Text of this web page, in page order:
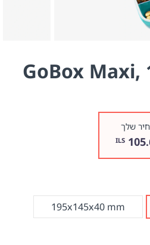
GoBox Maxi,
שלך
ILS
195x145x40 mm